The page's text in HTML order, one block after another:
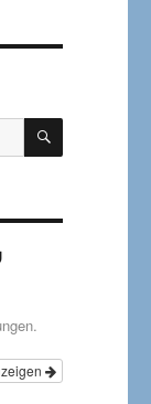
SUCHEN